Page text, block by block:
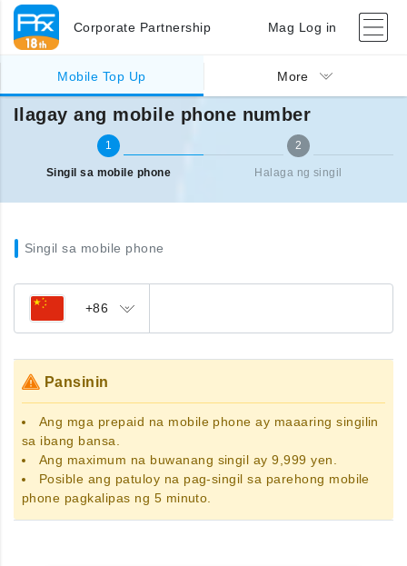
Corporate Partnership Mag Log in
Mobile Top Up More
Singil sa ibang bansa (mobile) Ilagay ang mobile phone number
Ilagay ang mobile phone number
1
Singil sa mobile phone
2
Halaga ng singil
Singil sa mobile phone
+86
Pansinin
Ang mga prepaid na mobile phoneay maaaring singilin
sa ibang bansa.
Ang maximum na buwanang singil ay 9,999 yen.
Posible ang patuloy na pag-singil sa parehong mobile
phone pagkalipas ng 5 minuto.